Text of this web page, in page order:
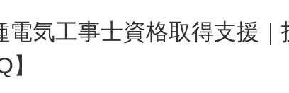
電気工事士資格取得支援
】